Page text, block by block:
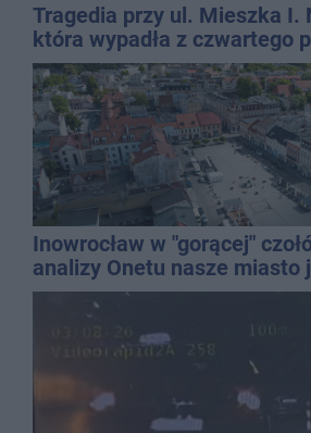
Tragedia przy ul. Mieszka I.
która wypadła z czwartego
Inowrocław w "gorącej"
analizy Onetu nasze miasto
najbardziej narażonych na